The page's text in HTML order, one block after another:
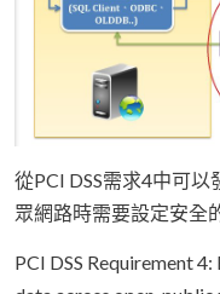
從PCI DSS需求4中可
眾網路時需要設定安全
PCI DSS Requirement